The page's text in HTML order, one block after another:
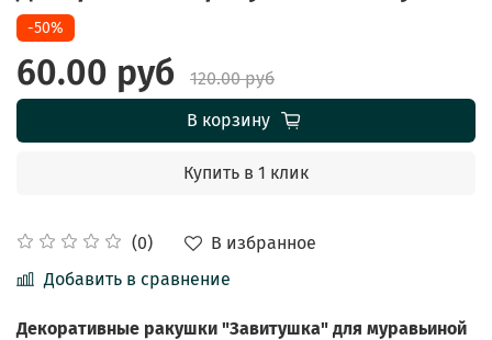
(0)
В избранное
Добавить в сравнение
-50%
60.00 руб
120.00 руб
В корзину
Купить в 1 клик
Декоративные ракушки "Завитушка" для муравьиной